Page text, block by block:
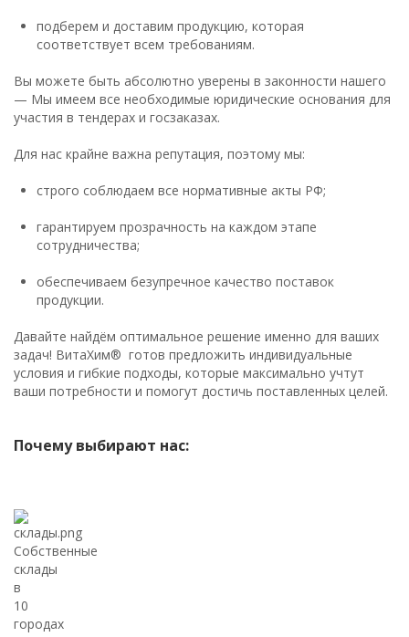
подберем и доставим продукцию, которая
соответствует всем требованиям.
Вы можете быть абсолютно уверены в законности нашего
— Мы имеем все необходимые юридические основания для
участия в тендерах и госзаказах.
Для нас крайне важна репутация, поэтому мы:
строго соблюдаем все нормативные акты РФ;
гарантируем прозрачность на каждом этапе
сотрудничества;
обеспечиваем безупречное качество поставок
продукции.
Давайте найдём оптимальное решение именно для ваших
задач! ВитаХим® готов предложить индивидуальные
условия и гибкие подходы, которые максимально учтут
ваши потребности и помогут достичь поставленных целей.
Почему выбирают нас:
Собственные
склады
в
10
городах